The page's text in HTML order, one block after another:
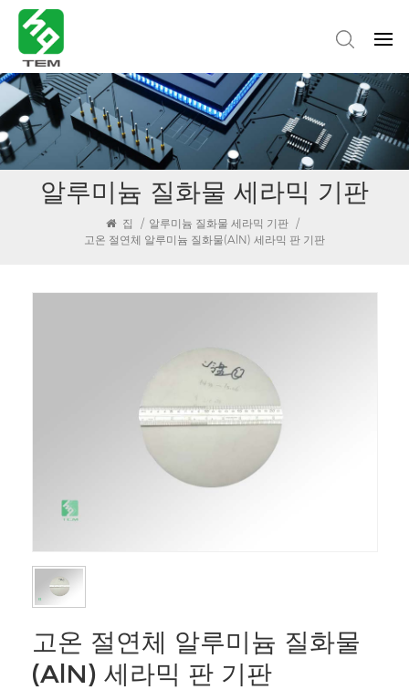
알루미늄 질화물 세라믹 기판
집 / 알루미늄 질화물 세라믹 기판
/
고온 절연체 알루미늄 질화물(AlN) 세라믹 판 기판
고온 절연체 알루미늄 질화물
(AlN) 세라믹 판 기판